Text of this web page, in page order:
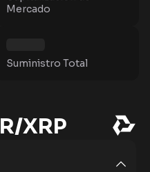
Mercado
Suministro Total
XRP